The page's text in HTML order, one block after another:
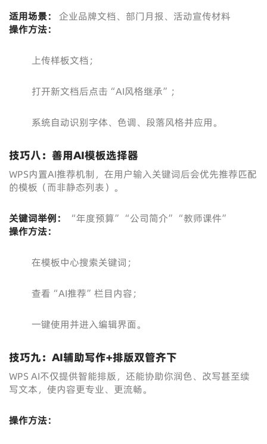
适用场景：
企业品牌文档、部门月报、活动宣传材料
操作方法：
上传样板文档；
打开新文档后点击“AI风格继承”；
系统自动识别字体、色调、段落风格并应用。
技巧八：善用AI模板选择器
WPS内置AI推荐机制，在用户输入关键词后会优先推荐匹配
的模板（而非静态列表）。
关键词举例：
“年度预算”“公司简介”“教师课件”
操作方法：
在模板中心搜索关键词；
查看“AI推荐”栏目内容；
一键使用并进入编辑界面。
技巧九：AI辅助写作+排版双管齐下
WPS AI不仅提供智能排版，还能协助你润色、改写甚至续
写文本，使内容更专业、更流畅。
操作方法：